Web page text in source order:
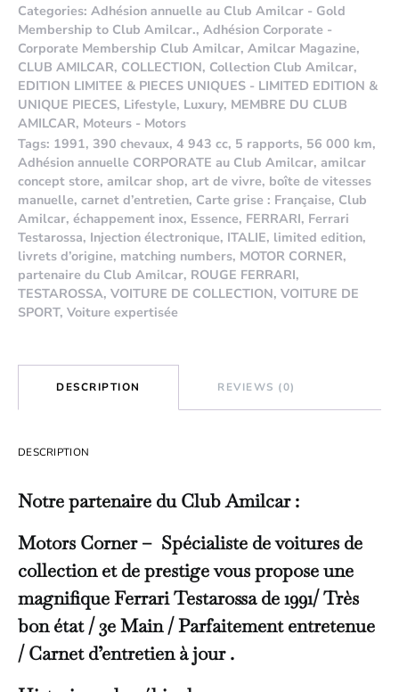
Categories: Adhésion annuelle au Club Amilcar - Gold
Membership to Club Amilcar., Adhésion Corporate -
Corporate Membership Club Amilcar, Amilcar Magazine,
CLUB AMILCAR, COLLECTION, Collection Club Amilcar,
EDITION LIMITEE & PIECES UNIQUES - LIMITED EDITION &
UNIQUE PIECES, Lifestyle, Luxury, MEMBRE DU CLUB
AMILCAR, Moteurs - Motors
Tags: 1991, 390 chevaux, 4 943 cc, 5 rapports, 56 000 km,
Adhésion annuelle CORPORATE au Club Amilcar, amilcar
concept store, amilcar shop, art de vivre, boîte de vitesses
manuelle, carnet d’entretien, Carte grise : Française, Club
Amilcar, échappement inox, Essence, FERRARI, Ferrari
Testarossa, Injection électronique, ITALIE, limited edition,
livrets d’origine, matching numbers, MOTOR CORNER,
partenaire du Club Amilcar, ROUGE FERRARI,
TESTAROSSA, VOITURE DE COLLECTION, VOITURE DE
SPORT, Voiture expertisée
DESCRIPTION REVIEWS (0)
DESCRIPTION
Notre partenaire du Club Amilcar :
Motors Corner – Spécialiste de voitures de
collection et de prestige vous propose une
magnifique Ferrari Testarossa de 1991/ Très
bon état / 3e Main / Parfaitement entretenue
/ Carnet d’entretien à jour .